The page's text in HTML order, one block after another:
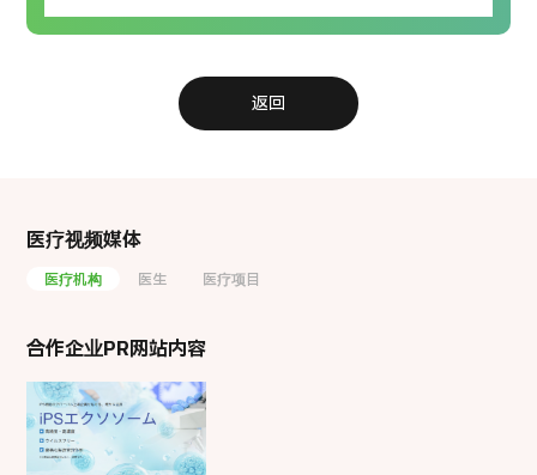
返回
医疗视频媒体
医疗机构 医生 医疗项目
合作企业PR网站内容